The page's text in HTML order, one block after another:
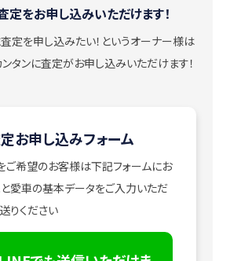
定をお申し込みいただけます！
定を申し込みたい！ というオーナー様は
タンに査定がお申し込みいただけます！
お申し込みフォーム
ご希望のお客様は下記フォームにお
愛車の基本データをご入力いただ
りください